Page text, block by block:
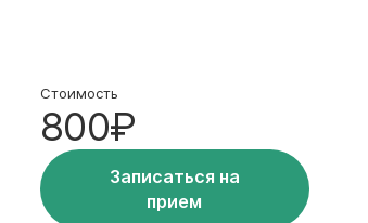
Стоимость
800₽
Записаться на
прием